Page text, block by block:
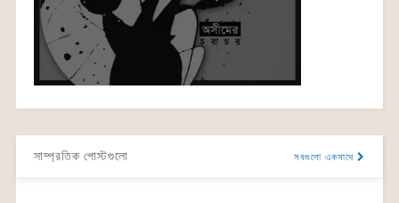
সাম্প্রতিক পোস্টগুলো সবগুলো একসাথে